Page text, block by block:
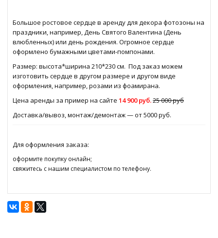
Большое ростовое сердце в аренду для декора фотозоны на
праздники, например, День Святого Валентина (День
влюбленных) или день рождения. Огромное сердце
оформлено бумажными цветами-помпонами.
Размер: высота*ширина 210*230 см. Под заказ можем
изготовить сердце в другом размере и другом виде
оформления, например, розами из фоамирана.
Цена аренды за пример на сайте 14 900 руб.25 000 руб
Доставка/вывоз, монтаж/демонтаж — от 5000 руб.
Для оформления заказа:
оформите покупку онлайн;
свяжитесь с нашим специалистом по телефону.